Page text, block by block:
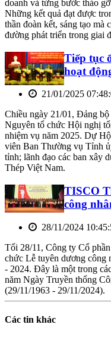
doanh và từng bước tháo
Những kết quả đạt được
thần đoàn kết, sáng tạo mà
đường phát triển trong giai
Tiếp tục
hoạt
21/01/2025
Chiều ngày 21/01, Đảng
Nguyên tổ chức Hội nghị
nhiệm vụ năm 2025. Dự
viên Ban Thường vụ Tỉnh
tỉnh; lãnh đạo các ban xây
Thép Việt Nam.
TISCO
công
28/11/2024
Tối 28/11, Công ty Cổ
chức Lễ tuyên dương công
- 2024. Đây là một trong
năm Ngày Truyền thống
(29/11/1963 - 29/11/2024).
Các tin khác